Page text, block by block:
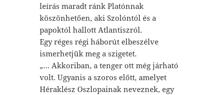
leírás maradt ránk Platónnak
köszönhetően, aki Szolóntól és a
papoktól hallott Atlantiszról.
Egy réges régi háborút elbeszélve
ismerhetjük meg a szigetet.
„… Akkoriban, a tenger ott még járható
volt. Ugyanis a szoros előtt, amelyet
Héraklész Oszlopainak neveznek, egy